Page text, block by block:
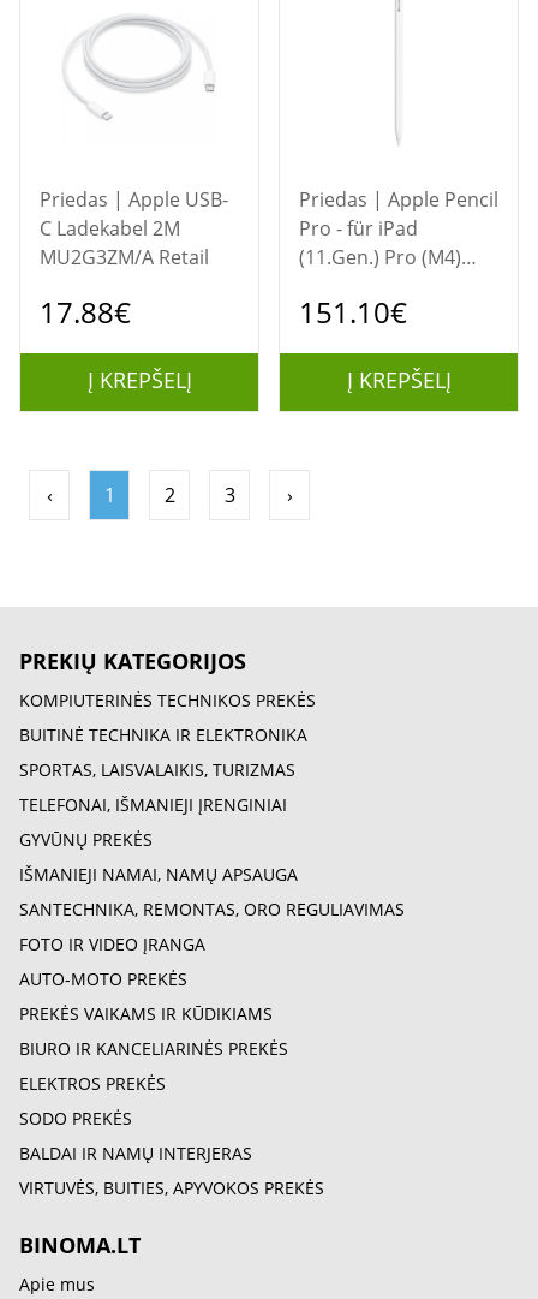
Priedas | Apple USB-
C Ladekabel 2M
MU2G3ZM/A Retail
17.88€
Į KREPŠELĮ
Priedas | Apple Pencil
Pro - für iPad
(11.Gen.) Pro (M4)
151.10€
Į KREPŠELĮ
‹ 1 2 3 ›
PREKIŲ KATEGORIJOS
KOMPIUTERINĖS TECHNIKOS PREKĖS
BUITINĖ TECHNIKA IR ELEKTRONIKA
SPORTAS, LAISVALAIKIS, TURIZMAS
TELEFONAI, IŠMANIEJI ĮRENGINIAI
GYVŪNŲ PREKĖS
IŠMANIEJI NAMAI, NAMŲ APSAUGA
SANTECHNIKA, REMONTAS, ORO REGULIAVIMAS
FOTO IR VIDEO ĮRANGA
AUTO-MOTO PREKĖS
PREKĖS VAIKAMS IR KŪDIKIAMS
BIURO IR KANCELIARINĖS PREKĖS
ELEKTROS PREKĖS
SODO PREKĖS
BALDAI IR NAMŲ INTERJERAS
VIRTUVĖS, BUITIES, APYVOKOS PREKĖS
BINOMA.LT
Apie mus